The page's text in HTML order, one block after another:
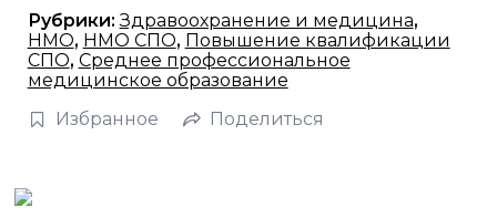
Рубрики:Здравоохранение и медицина,
НМО, НМО СПО, Повышение квалификации
СПО, Среднее профессиональное
медицинское образование
Избранное
Поделиться